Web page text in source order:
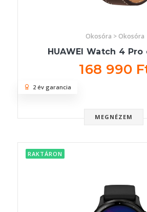
Okosóra > Okosóra
HUAWEI Watch 4 Pro
168 990
MEGNÉZEM
2 év garancia
RAKTÁRON